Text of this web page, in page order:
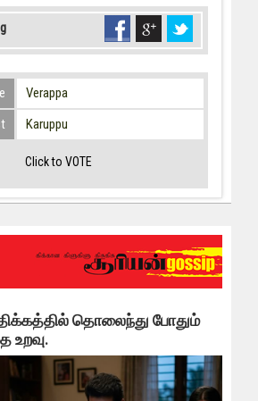
Verappa
Karuppu
Click to VOTE
தொலைந்து போதும்
உறவு.